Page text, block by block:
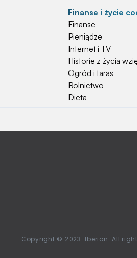
Finanse i życie
Finanse
Pieniądze
Internet i TV
Historie z życia
Ogród i taras
Rolnictwo
Dieta
Najchętniej
Najchętniej
Polsce
Copyright © 2023. Iberion. All